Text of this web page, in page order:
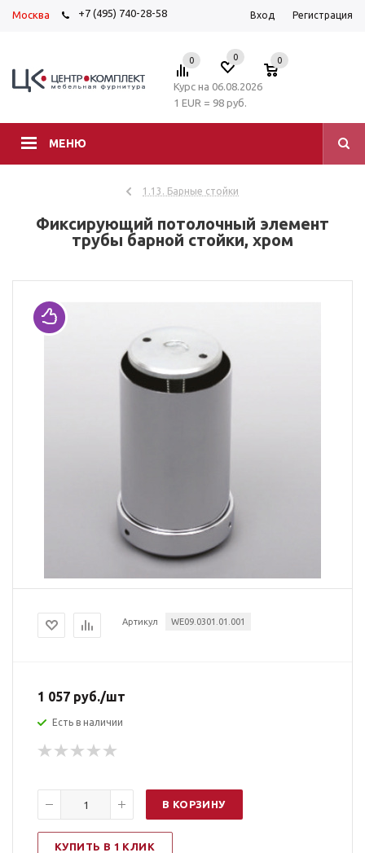
Москва +7 (495) 740-28-58 Вход Регистрация
МЕНЮ
0 0 0
Курс на 06.08.2026
1 EUR = 98 руб.
1.13. Барные стойки
Фиксирующий потолочный элемент
трубы барной стойки, хром
Артикул WE09.0301.01.001
1 057 руб./шт
Есть в наличии
В КОРЗИНУ
КУПИТЬ В 1 КЛИК